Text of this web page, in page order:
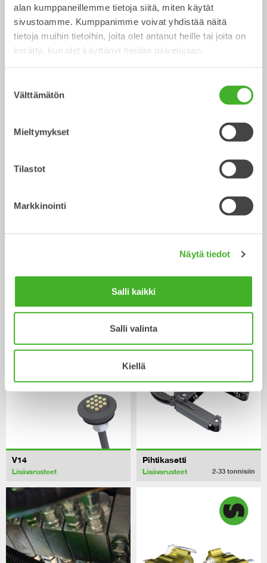
alan kumppaneillemme tietoja siitä, miten käytät
sivustoamme. Kumppanimme voivat yhdistää näitä
tietoja muihin tietoihin, joita olet antanut heille tai joita on
kerätty, kun olet käyttänyt heidän palvelujaan.
valinta
Välttämätön
Mieltymykset
Tilastot
Markkinointi
Näytä tiedot
Salli kaikki
Salli valinta
Kiellä
Yleiskauhat
2-32tonnisiin
Kaapelikauhat
Lisävarusteet/ HYUNDAI HX300 L
V14
Lisävarusteet
Pihtikasetti
Lisävarusteet 2-33 tonnisiin